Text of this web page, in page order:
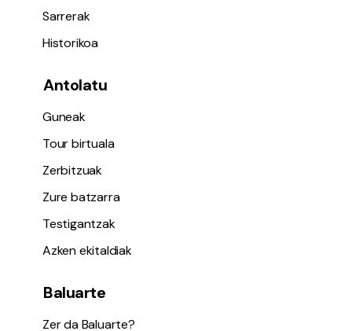
Sarrerak
Historikoa
Antolatu
Guneak
Tour birtuala
Zerbitzuak
Zure batzarra
Testigantzak
Azken ekitaldiak
Baluarte
Zer da Baluarte?